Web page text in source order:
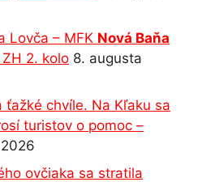
Lovča – MFK Nová Baňa
2. kolo 8. augusta
ťažké chvíle. Na Kľaku sa
turistov o pomoc –
ovčiaka sa stratila